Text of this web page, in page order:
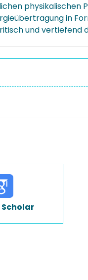
physikalischen
in
und vertiefend